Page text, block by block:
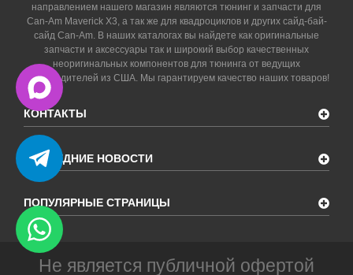
направлением нашего магазин являются тюнинг и запчасти для
Can-Am Maverick X3, а так же для квадроциклов и других сайд-бай-
сайд Can-Am. В наших каталогах вы найдете как оригинальные
запчасти и аксессуары так и широкий выбор качественных
неоригинальных компонентов для тюнинга от ведущих
производителей из США. Мы гарантируем качество наших товаров!
КОНТАКТЫ
ПОСЛЕДНИЕ НОВОСТИ
ПОПУЛЯРНЫЕ СТРАНИЦЫ
Не является публичной офертой